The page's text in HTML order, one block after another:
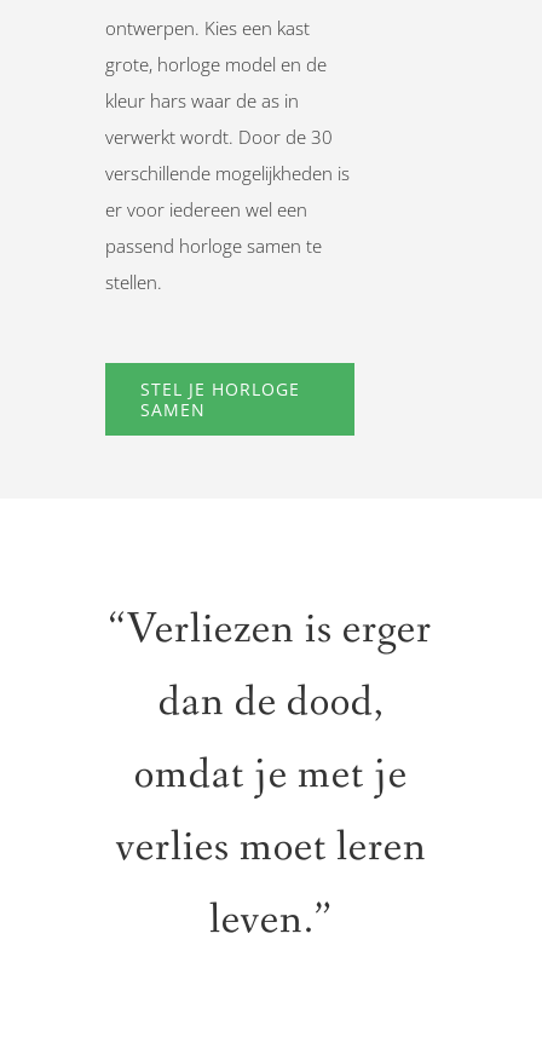
ontwerpen. Kies een kast
grote, horloge model en de
kleur hars waar de as in
verwerkt wordt. Door de 30
verschillende mogelijkheden is
er voor iedereen wel een
passend horloge samen te
stellen.
STEL JE HORLOGE
SAMEN
“Verliezen is erger
dan de dood,
omdat je met je
verlies moet leren
leven.”